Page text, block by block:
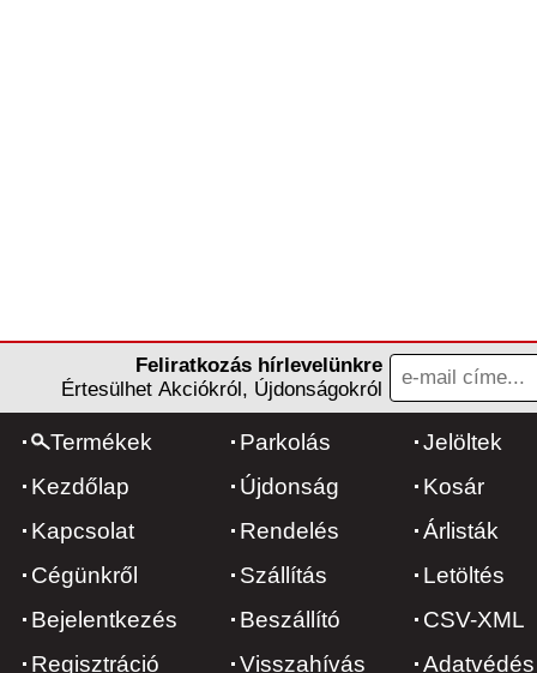
Feliratkozás hírlevelünkre
Értesülhet Akciókról, Újdonságokról
Termékek
Kezdőlap
Kapcsolat
Cégünkről
Bejelentkezés
Regisztráció
Parkolás
Újdonság
Rendelés
Szállítás
Beszállító
Visszahívás
Jelöltek
Kosár
Árlisták
Letöltés
CSV-XML
Adatvédés